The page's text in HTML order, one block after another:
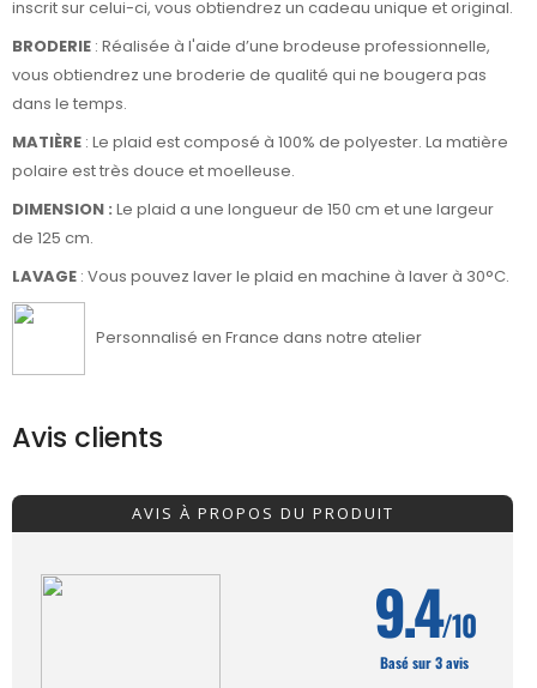
inscrit sur celui-ci, vous obtiendrez un cadeau unique et original.
BRODERIE : Réalisée à l'aide d’une brodeuse professionnelle,
vous obtiendrez une broderie de qualité qui ne bougera pas
dans le temps.
MATIÈRE : Le plaid est composé à 100% de polyester. La matière
polaire est très douce et moelleuse.
DIMENSION : Le plaid a une longueur de 150 cm et une largeur
de 125 cm.
LAVAGE : Vous pouvez laver le plaid en machine à laver à 30°C.
Personnalisé en France dans notre atelier
Avis clients
AVIS À PROPOS DU PRODUIT
9.4/10
Basé sur 3 avis